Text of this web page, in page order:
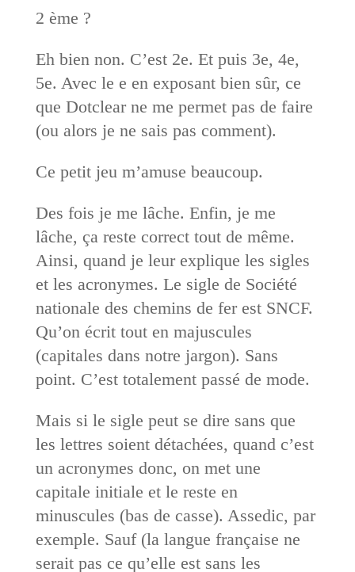
2 ème ?
Eh bien non. C’est 2e. Et puis 3e, 4e,
5e. Avec le e en exposant bien sûr, ce
que Dotclear ne me permet pas de faire
(ou alors je ne sais pas comment).
Ce petit jeu m’amuse beaucoup.
Des fois je me lâche. Enfin, je me
lâche, ça reste correct tout de même.
Ainsi, quand je leur explique les sigles
et les acronymes. Le sigle de Société
nationale des chemins de fer est SNCF.
Qu’on écrit tout en majuscules
(capitales dans notre jargon). Sans
point. C’est totalement passé de mode.
Mais si le sigle peut se dire sans que
les lettres soient détachées, quand c’est
un acronymes donc, on met une
capitale initiale et le reste en
minuscules (bas de casse). Assedic, par
exemple. Sauf (la langue française ne
serait pas ce qu’elle est sans les